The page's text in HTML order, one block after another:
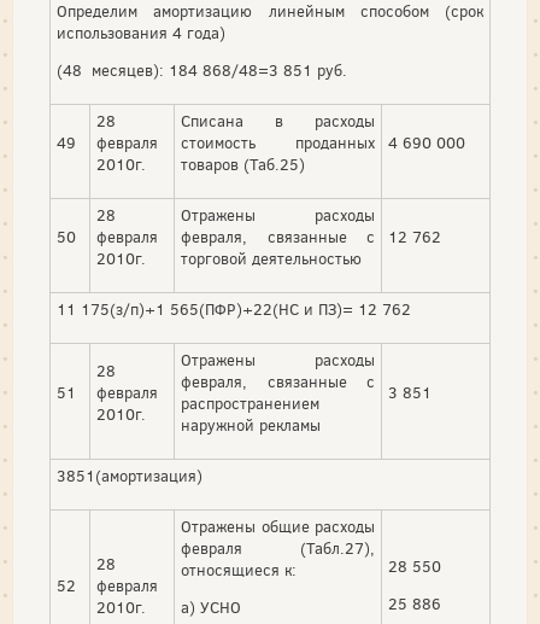
Определим амортизацию линейным способом (срок
использования 4 года)
(48 месяцев): 184 868/48=3 851 руб.
49
28
февраля
2010г.
Списана в расходы
стоимость проданных
товаров (Таб.25)
4 690 000
50
28
февраля
2010г.
Отражены расходы
февраля, связанные с
торговой деятельностью
12 762
11 175(з/п)+1 565(ПФР)+22(НС и ПЗ)= 12 762
51
28
февраля
2010г.
Отражены расходы
февраля, связанные с
распространением
наружной рекламы
3 851
3851(амортизация)
52
28
февраля
2010г.
Отражены общие расходы
февраля (Табл.27),
относящиеся к:
а) УСНО
28 550
25 886